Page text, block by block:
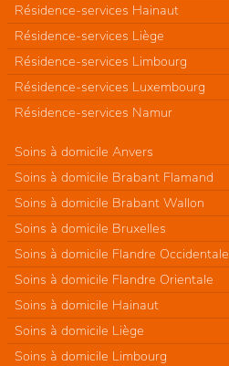
Résidence-services Hainaut
Résidence-services Liège
Résidence-services Limbourg
Résidence-services Luxembourg
Résidence-services Namur
Soins à domicile Anvers
Soins à domicile Brabant Flamand
Soins à domicile Brabant Wallon
Soins à domicile Bruxelles
Soins à domicile Flandre Occidentale
Soins à domicile Flandre Orientale
Soins à domicile Hainaut
Soins à domicile Liège
Soins à domicile Limbourg